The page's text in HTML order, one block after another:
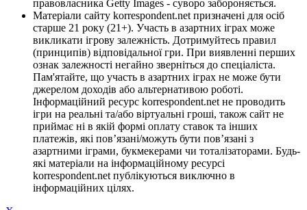
правовласника Getty Images - суворо забороняється.
Матеріали сайту korrespondent.net призначені для осіб
старше 21 року (21+). Участь в азартних іграх може
викликати ігрову залежність. Дотримуйтесь правил
(принципів) відповідальної гри. При виявленні перших
ознак залежності негайно зверніться до спеціаліста.
Пам'ятайте, що участь в азартних іграх не може бути
джерелом доходів або альтернативою роботі.
Інформаційний ресурс korrespondent.net не проводить
ігри на реальні та/або віртуальні гроші, також сайт не
приймає ні в якій формі оплату ставок та інших
платежів, які пов’язані/можуть бути пов’язані з
азартними іграми, букмекерами чи тоталізаторами. Будь-
які матеріали на інформаційному ресурсі
korrespondent.net публікуються виключно в
інформаційних цілях.